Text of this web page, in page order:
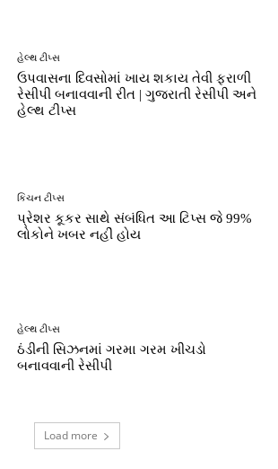
હેલ્થ ટીપ્સ
ઉપવાસના દિવસોમાં ખાય શકાય તેવી ફરાળી
રેસીપી બનાવવાની રીત | ગુજરાતી રેસીપી અને
હેલ્થ ટીપ્સ
કિચન ટીપ્સ
પ્રેશર કૂકર સાથે સંબંધિત આ ટિપ્સ જે 99%
લોકોને ખબર નહીં હોય
હેલ્થ ટીપ્સ
ઠંડીની સિઝનમાં ગરમા ગરમ ખીચડો
બનાવવાની રેસીપી
Load more